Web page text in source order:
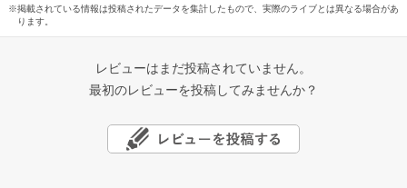
※掲載されている情報は投稿されたデータを集計したもので、実際のライブとは異なる場合があ
ります。
レビューはまだ投稿されていません。
最初のレビューを投稿してみませんか？